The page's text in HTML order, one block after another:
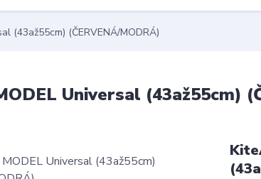
(43až55cm) (ČERVENÁ/MODRÁ)
Universal (43až55cm)